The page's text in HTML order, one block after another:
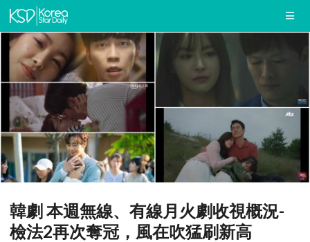
韓劇 本週無線、有線月火劇收視概況-
檢法2再次奪冠，風在吹猛刷新高